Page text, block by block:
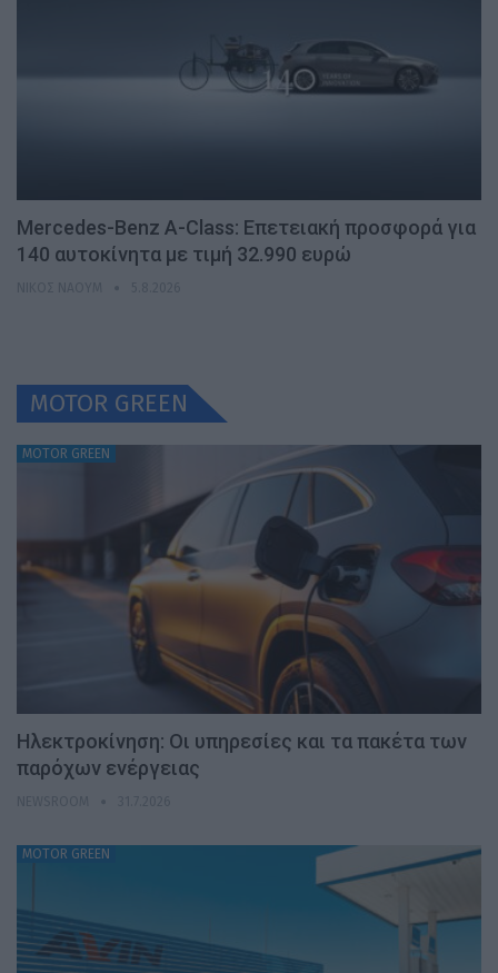
Mercedes-Benz A-Class: Επετειακή προσφορά για
140 αυτοκίνητα με τιμή 32.990 ευρώ
MOTOR GREEN
MOTOR GREEN
Ηλεκτροκίνηση: Οι υπηρεσίες και τα πακέτα των
παρόχων ενέργειας
MOTOR GREEN